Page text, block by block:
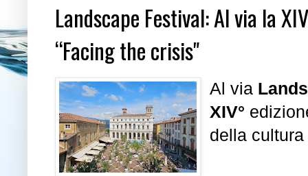
Landscape Festival: Al via la
“Facing the crisis"
Al via
XIV°
della